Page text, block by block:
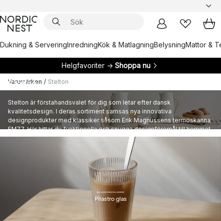
Dukning & ServeringInredningKök & MatlagningBelysningMattor &
Helgfavoriter → Shoppa nu
Varumärken / Stelton
Stelton
Stelton är förstahandsvalet för dig som letar efter dansk
kvalitetsdesign. I deras sortiment samsas nya innovativa
designprodukter med klassiker såsom Erik Magnussens termoskanna
EM77. Här hittar du funktionella och snygga designföremål till hemmet
från världskända Stelton.
BLIVANDE DESIGNKLASSIKER
Pilastro glas